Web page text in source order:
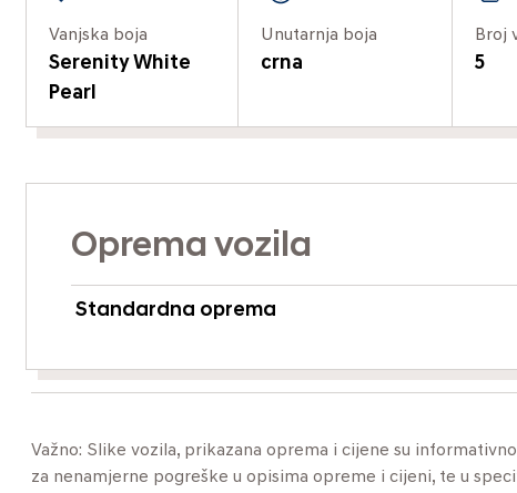
Vanjska boja
Serenity White
Pearl
Unutarnja boja
crna
Broj
5
Oprema vozila
Standardna oprema
Važno: Slike vozila, prikazana oprema i cijene su
za nenamjerne pogreške u opisima opreme i cijeni, te u